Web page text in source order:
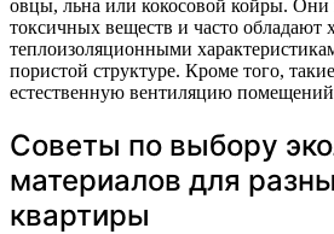
овцы, льна или кокосовой койры.
токсичных веществ и часто обладают
теплоизоляционными
пористой структуре. Кроме того,
естественную вентиляцию
Советы по выбору
материалов для
квартиры